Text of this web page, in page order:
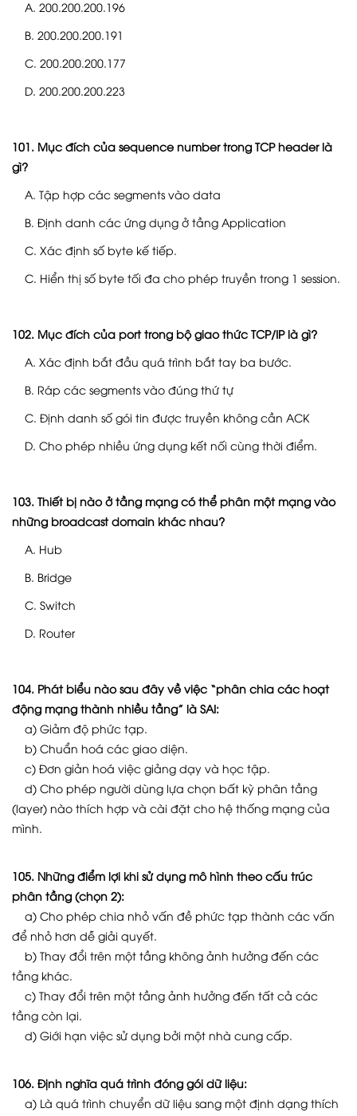
A. 200.200.200.196
B. 200.200.200.191
C. 200.200.200.177
D. 200.200.200.223
101. Mục đích của sequence number trong TCP header là
gì?
A. Tập hợp các segments vào data
B. Định danh các ứng dụng ở tầng Application
C. Xác định số byte kế tiếp.
C. Hiển thị số byte tối đa cho phép truyền trong 1 session.
102. Mục đích của port trong bộ giao thức TCP/IP là gì?
A. Xác định bắt đầu quá trình bắt tay ba bước.
B. Ráp các segments vào đúng thứ tự
C. Định danh số gói tin được truyền không cần ACK
D. Cho phép nhiều ứng dụng kết nối cùng thời điểm.
103. Thiết bị nào ở tầng mạng có thể phân một mạng vào
những broadcast domain khác nhau?
A. Hub
B. Bridge
C. Switch
D. Router
104. Phát biểu nào sau đây về việc “phân chia các hoạt
động mạng thành nhiều tầng” là SAI:
a) Giảm độ phức tạp.
b) Chuẩn hoá các giao diện.
c) Đơn giản hoá việc giảng dạy và học tập.
d) Cho phép người dùng lựa chọn bất kỳ phân tầng
(layer) nào thích hợp và cài đặt cho hệ thống mạng của
mình.
105. Những điểm lợi khi sử dụng mô hình theo cấu trúc
phân tầng (chọn 2):
a) Cho phép chia nhỏ vấn đề phức tạp thành các vấn
để nhỏ hơn dễ giải quyết.
b) Thay đổi trên một tầng không ảnh hưởng đến các
tầng khác.
c) Thay đổi trên một tầng ảnh hưởng đến tất cả các
tầng còn lại.
d) Giới hạn việc sử dụng bởi một nhà cung cấp.
106. Định nghĩa quá trình đóng gói dữ liệu:
a) Là quá trình chuyển dữ liệu sang một định dạng thích